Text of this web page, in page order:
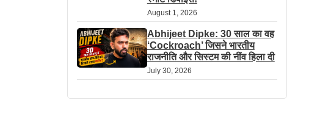
August 1, 2026
Abhijeet Dipke: 30 साल का वह
‘Cockroach’ जिसने भारतीय
राजनीति और सिस्टम की नींव हिला दी
July 30, 2026